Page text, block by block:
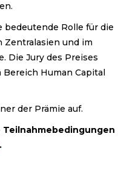
bedeutende Rolle für die
und im
Die Jury des Preises
Human Capital
der Prämie auf.
.